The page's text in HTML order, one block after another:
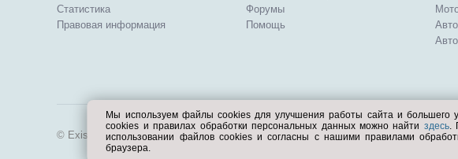
Статистика
Правовая информация
Форумы
Помощь
© Exist.ru 1998—2026
Мы используем файлы cookies для улучшения работы сайта и большего
cookies и правилах обработки персональных данных можно найти здесь.
использовании файлов cookies и согласны с нашими правилами
браузера.